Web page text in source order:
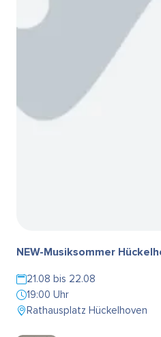
NEW-Musiksommer
21.08 bis 22.08
19:00 Uhr
Rathausplatz Hückelhoven